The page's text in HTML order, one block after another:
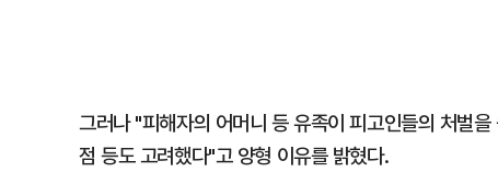
그러나 "피해자의 어머니 등 유족이 피고인들의 처벌
점 등도 고려했다"고 양형 이유를 밝혔다.